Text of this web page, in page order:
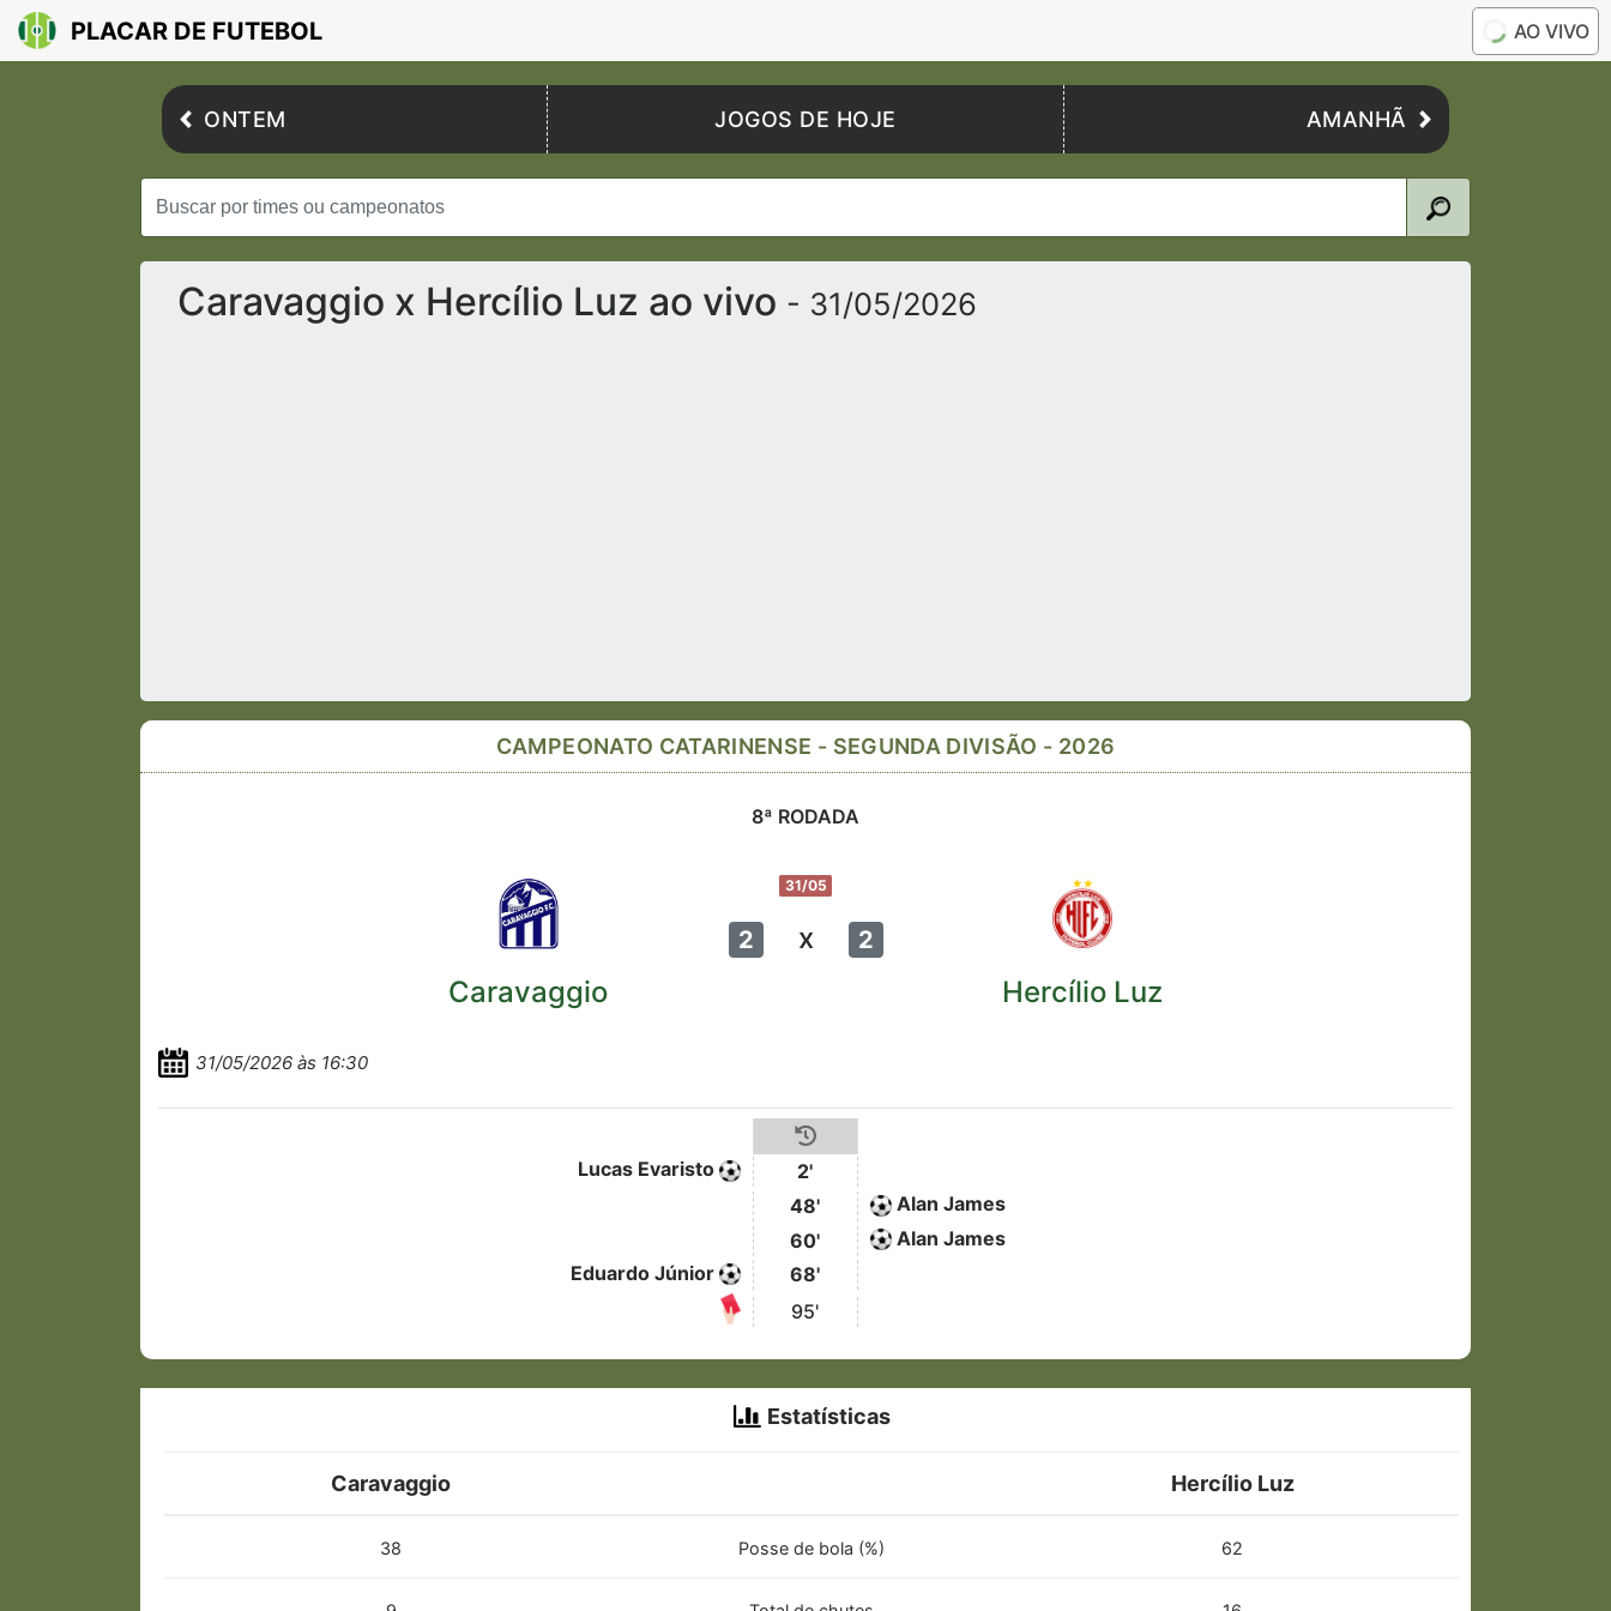
PLACAR DE FUTEBOL AO VIVO
ONTEM JOGOS DE HOJE AMANHÃ
Caravaggio x Hercílio Luz ao vivo - 31/05/2026
CAMPEONATO CATARINENSE - SEGUNDA DIVISÃO - 2026
8ª RODADA
31/05
2 x 2
Caravaggio Hercílio Luz
31/05/2026 às 16:30
Lucas Evaristo
2'
48'
Alan James
60'
Alan James
Eduardo Júnior
68'
95'
Estatísticas
Caravaggio Hercílio Luz
38 Posse de bola (%) 62